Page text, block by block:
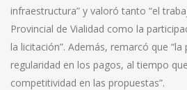
infraestructura” y valoró tanto “el
Provincial de Vialidad como la
la licitación”. Además, remarcó que
regularidad en los pagos, al tiempo
competitividad en las propuestas”.